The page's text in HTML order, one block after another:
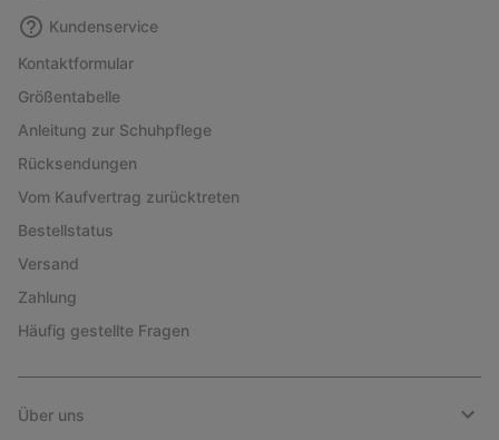
Kundenservice
Kontaktformular
Größentabelle
Anleitung zur Schuhpflege
Rücksendungen
Vom Kaufvertrag zurücktreten
Bestellstatus
Versand
Zahlung
Häufig gestellte Fragen
Über uns